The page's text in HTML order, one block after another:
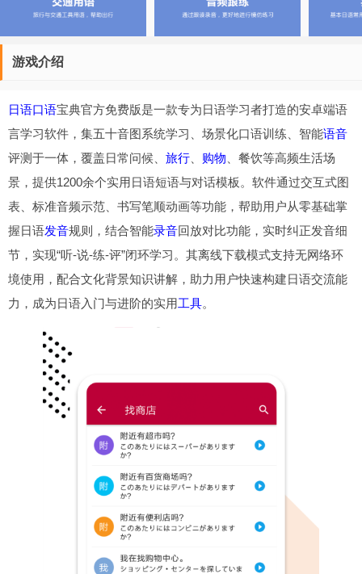
游戏介绍
日语口语宝典官方免费版是一款专为日语学习者打造的安卓端语
言学习软件，集五十音图系统学习、场景化口语训练、智能语音
评测于一体，覆盖日常问候、 旅行 购物 、餐饮等高频生活场
景，提供1200余个实用日语短语与对话模板。软件通过交互式图
表、标准音频示范、书写笔顺动画等功能，帮助用户从零基础掌
握日语发音规则，结合智能录音回放对比功能，实时纠正发音细
节，实现“听-说-练-评”闭环学习。其离线下载模式支持无网络环
境使用，配合文化背景知识讲解，助力用户快速构建日语交流能
力，成为日语入门与进阶的实用工具。